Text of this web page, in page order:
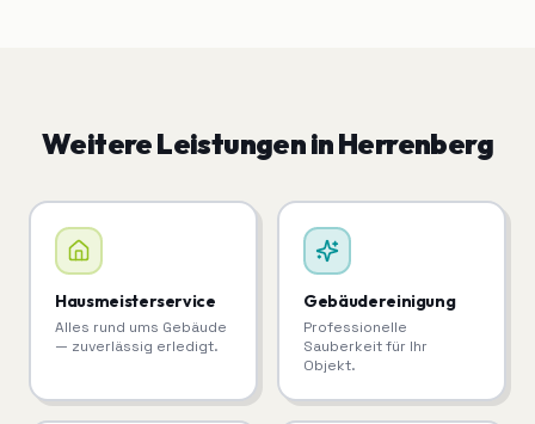
Weitere Leistungen inHerrenberg
Hausmeisterservice
Alles rund ums Gebäude
— zuverlässig erledigt.
Gebäudereinigung
Professionelle
Sauberkeit für Ihr
Objekt.